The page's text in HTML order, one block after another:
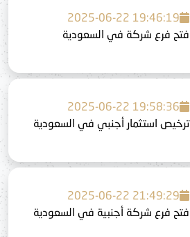
2025-06-22 19:46:19
فتح فرع شركة في السعودية
2025-06-22 19:58:36
ترخيص استثمار أجنبي في السعودية
2025-06-22 21:49:29
فتح فرع شركة أجنبية في السعودية